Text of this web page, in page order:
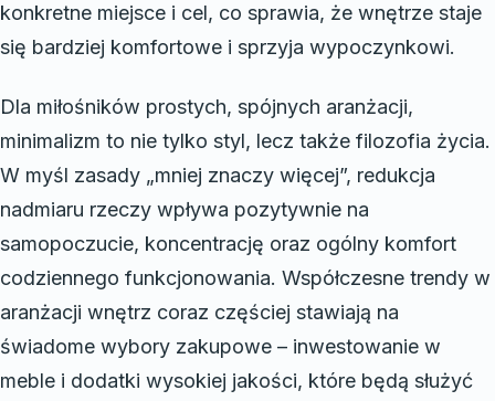
konkretne miejsce i cel, co sprawia, że wnętrze staje
się bardziej komfortowe i sprzyja wypoczynkowi.
Dla miłośników prostych, spójnych aranżacji,
minimalizm to nie tylko styl, lecz także filozofia życia.
W myśl zasady „mniej znaczy więcej”, redukcja
nadmiaru rzeczy wpływa pozytywnie na
samopoczucie, koncentrację oraz ogólny komfort
codziennego funkcjonowania. Współczesne trendy w
aranżacji wnętrz coraz częściej stawiają na
świadome wybory zakupowe – inwestowanie w
meble i dodatki wysokiej jakości, które będą służyć